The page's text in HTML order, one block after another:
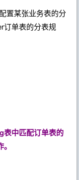
置某张业务表的分
订单表的分表规
表中匹配订单表的